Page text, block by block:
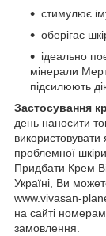
стимулює
оберігає
ідеально
мінерали
підсилюють
Застосування
день наносити
проблемної
Придбати Крем
Україні, Ви
www.vivasan-
на сайті
замовлення.